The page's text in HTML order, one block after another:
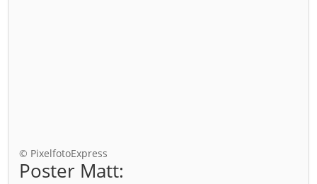
© PixelfotoExpress
Poster Matt: